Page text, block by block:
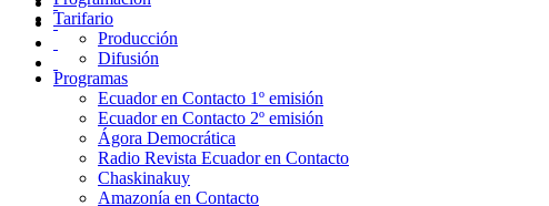
Tarifario
Producción
Difusión
Programas
Ecuador en Contacto 1º emisión
Ecuador en Contacto 2º emisión
Ágora Democrática
Radio Revista Ecuador en Contacto
Chaskinakuy
Amazonía en Contacto